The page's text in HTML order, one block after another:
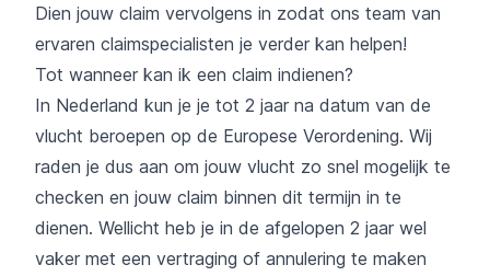
Dien jouw claim vervolgens in zodat ons team van
ervaren claimspecialisten je verder kan helpen!
Tot wanneer kan ik een claim indienen?
In Nederland kun je je tot 2 jaar na datum van de
vlucht beroepen op de Europese Verordening. Wij
raden je dus aan om jouw vlucht zo snel mogelijk te
checken en jouw claim binnen dit termijn in te
dienen. Wellicht heb je in de afgelopen 2 jaar wel
vaker met een vertraging of annulering te maken